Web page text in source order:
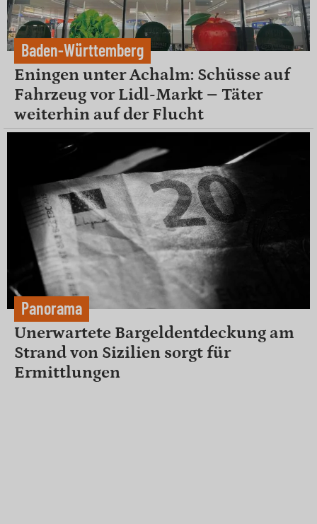
Baden-Württemberg
Eningen unter Achalm: Schüsse auf
Fahrzeug vor Lidl-Markt – Täter
weiterhin auf der Flucht
Panorama
Unerwartete Bargeldentdeckung am
Strand von Sizilien sorgt für
Ermittlungen